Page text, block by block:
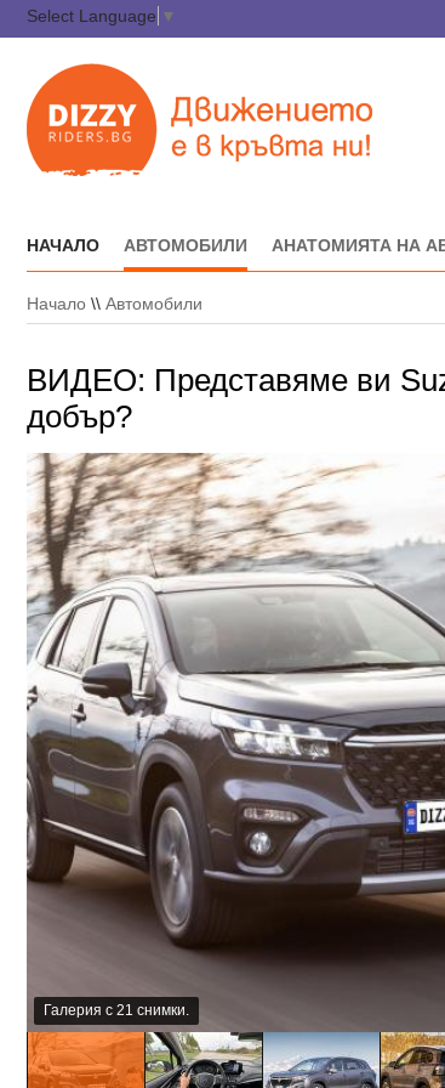
Select Language ▼
НАЧАЛО АВТОМОБИЛИ АНАТОМИЯТА НА
Начало \\ Автомобили
ВИДЕО: Представяме ви
добър?
Галерия с 21 снимки.